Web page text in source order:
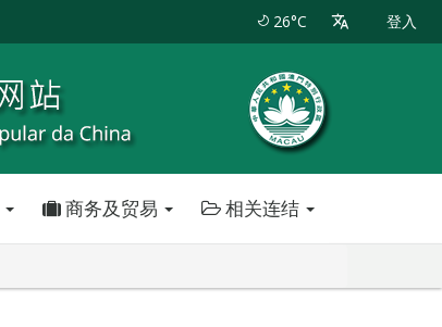
26°C 登入
商务及贸易 相关连结